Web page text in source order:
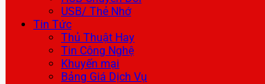
USB/ Thẻ Nhớ
Tin Tức
Thủ Thuật Hay
Tin Công Nghệ
Khuyến mại
Bảng Giá Dịch Vụ